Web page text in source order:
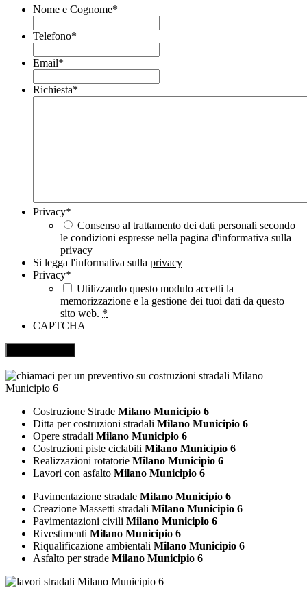
Nome e Cognome*
Telefono*
Email*
Richiesta*
Privacy*
Consenso al trattamento dei dati personali secondo
le condizioni espresse nella pagina d'informativa sulla
privacy
Si legga l'informativa sulla privacy
Privacy*
Utilizzando questo modulo accetti la
memorizzazione e la gestione dei tuoi dati da questo
sito web. *
CAPTCHA
Costruzione Strade Milano Municipio 6
Ditta per costruzioni stradali Milano Municipio 6
Opere stradali Milano Municipio 6
Costruzioni piste ciclabili Milano Municipio 6
Realizzazioni rotatorie Milano Municipio 6
Lavori con asfalto Milano Municipio 6
Pavimentazione stradale Milano Municipio 6
Creazione Massetti stradali Milano Municipio 6
Pavimentazioni civili Milano Municipio 6
Rivestimenti Milano Municipio 6
Riqualificazione ambientali Milano Municipio 6
Asfalto per strade Milano Municipio 6